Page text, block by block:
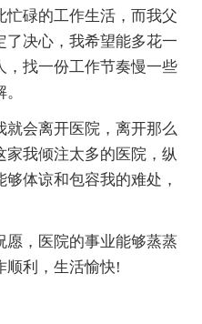
忙碌的工作生活，而我父
了决心，我希望能多花一
，找一份工作节奏慢一些
会离开医院，离开那么
我倾注太多的医院，纵
体谅和包容我的难处，
，医院的事业能够蒸蒸
顺利，生活愉快!